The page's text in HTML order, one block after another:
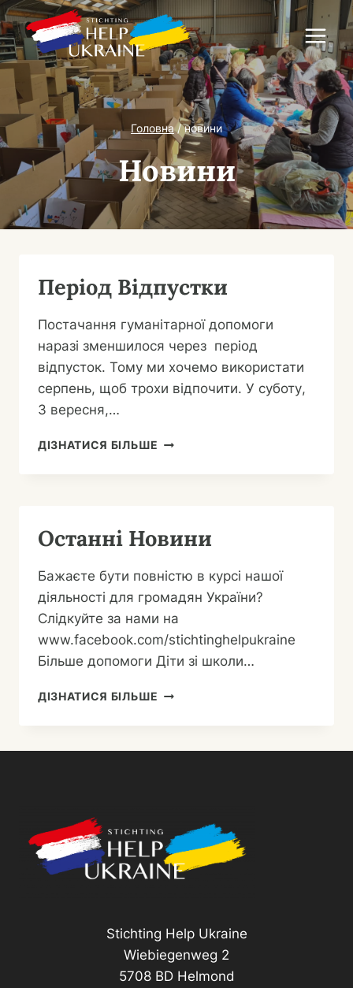
Перейти
до
вмісту
Головна / новини
Новини
Період Відпустки
Постачання гуманітарної допомоги
наразі зменшилося через період
відпусток. Тому ми хочемо використати
серпень, щоб трохи відпочити. У суботу,
3 вересня,…
ДІЗНАТИСЯ БІЛЬШЕ ПЕРІОД
Останні Новини
Бажаєте бути повністю в курсі нашої
діяльності для громадян України?
Слідкуйте за нами на
www.facebook.com/stichtinghelpukraine
Більше допомоги Діти зі школи…
ДІЗНАТИСЯ БІЛЬШЕ ОСТАННІ
Stichting Help Ukraine
Wiebiegenweg 2
5708 BD Helmond